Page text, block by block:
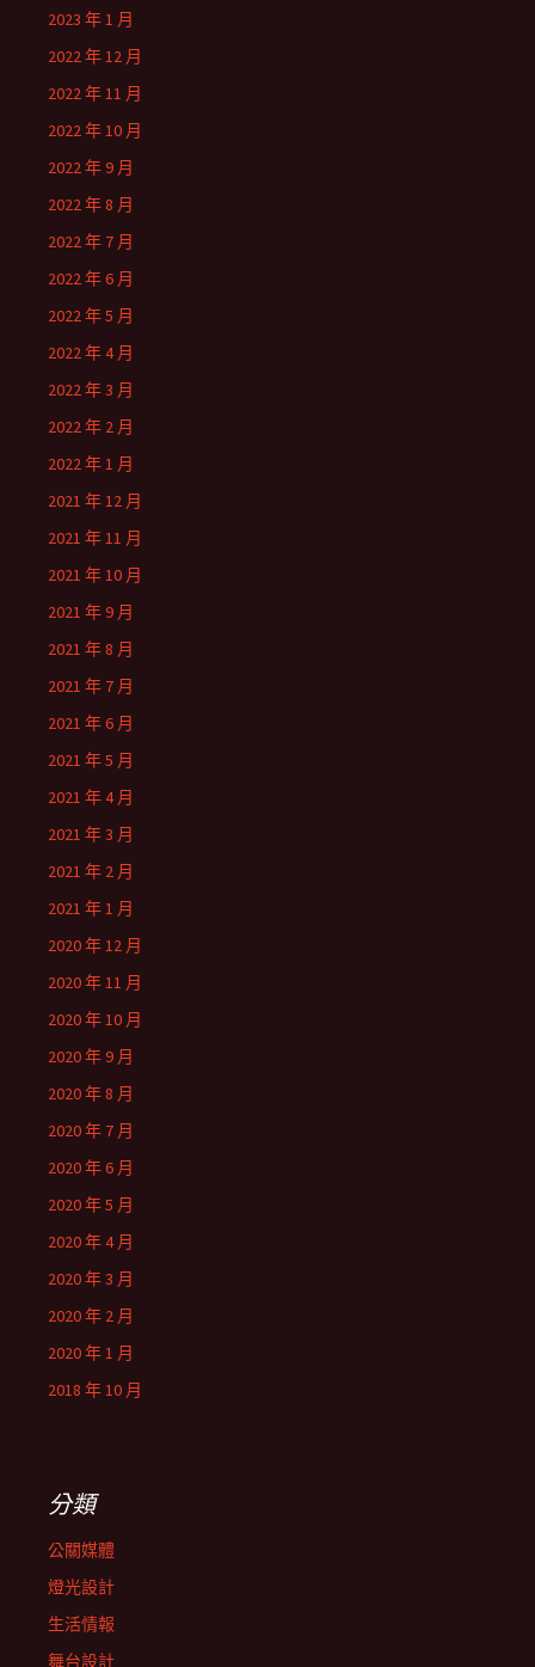
2023 年 1 月
2022 年 12 月
2022 年 11 月
2022 年 10 月
2022 年 9 月
2022 年 8 月
2022 年 7 月
2022 年 6 月
2022 年 5 月
2022 年 4 月
2022 年 3 月
2022 年 2 月
2022 年 1 月
2021 年 12 月
2021 年 11 月
2021 年 10 月
2021 年 9 月
2021 年 8 月
2021 年 7 月
2021 年 6 月
2021 年 5 月
2021 年 4 月
2021 年 3 月
2021 年 2 月
2021 年 1 月
2020 年 12 月
2020 年 11 月
2020 年 10 月
2020 年 9 月
2020 年 8 月
2020 年 7 月
2020 年 6 月
2020 年 5 月
2020 年 4 月
2020 年 3 月
2020 年 2 月
2020 年 1 月
2018 年 10 月
分類
公關媒體
燈光設計
生活情報
舞台設計